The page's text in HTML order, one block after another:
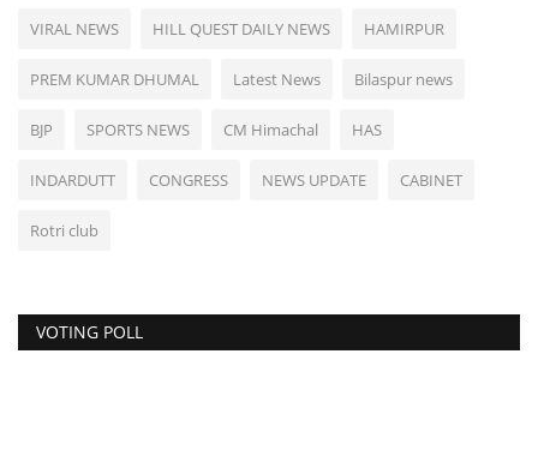
VIRAL NEWS HILL QUEST DAILY NEWS HAMIRPUR
PREM KUMAR DHUMAL Latest News Bilaspur news
BJP SPORTS NEWS CM Himachal HAS
INDARDUTT CONGRESS NEWS UPDATE CABINET
Rotri club
VOTING POLL